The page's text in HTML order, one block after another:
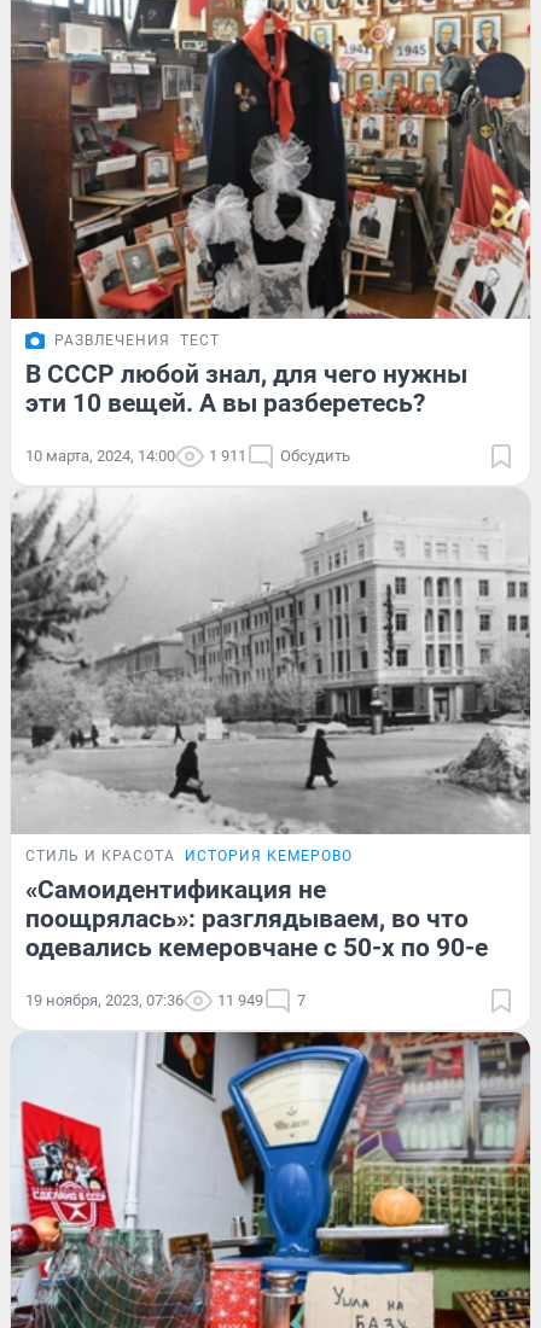
РАЗВЛЕЧЕНИЯ ТЕСТ
В СССР любой знал, для чего нужны
эти 10 вещей. А вы разберетесь?
10 марта, 2024, 14:00 1 911 Обсудить
СТИЛЬ И КРАСОТА ИСТОРИЯ КЕМЕРОВО
«Самоидентификация не
поощрялась»: разглядываем, во что
одевались кемеровчане с 50-х по 90-е
19 ноября, 2023, 07:36 11 949 7